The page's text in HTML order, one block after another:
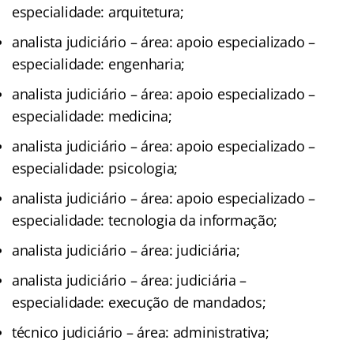
especialidade: arquitetura;
analista judiciário – área: apoio especializado –
especialidade: engenharia;
analista judiciário – área: apoio especializado –
especialidade: medicina;
analista judiciário – área: apoio especializado –
especialidade: psicologia;
analista judiciário – área: apoio especializado –
especialidade: tecnologia da informação;
analista judiciário – área: judiciária;
analista judiciário – área: judiciária –
especialidade: execução de mandados;
técnico judiciário – área: administrativa;